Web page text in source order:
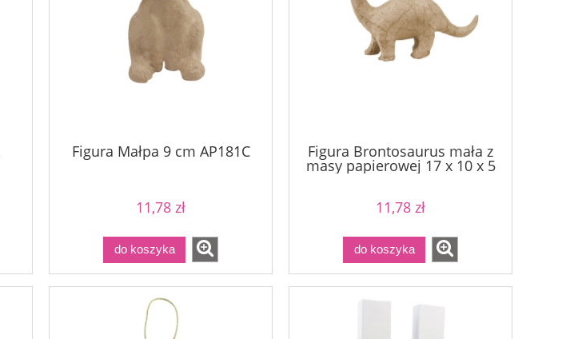
Figura Małpa 9 cm AP181C
11,78 zł
do koszyka
Figura Brontosaurus mała z
masy papierowej 17 x 10 x 5
cm AP101
11,78 zł
do koszyka